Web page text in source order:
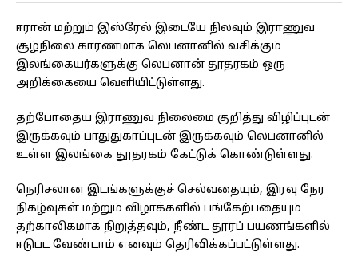
ஈரான் மற்றும் இஸ்ரேல் இடையே நிலவும் இராணுவ
சூழ்நிலை காரணமாக லெபனானில் வசிக்கும்
இலங்கையர்களுக்கு லெபனான் தூதரகம் ஒரு
அறிக்கையை வெளியிட்டுள்ளது.
தற்போதைய இராணுவ நிலைமை குறித்து விழிப்புடன்
இருக்கவும் பாதுதுகாப்புடன் இருக்கவும் லெபனானில்
உள்ள இலங்கை தூதரகம் கேட்டுக் கொண்டுள்ளது.
நெரிசலான இடங்களுக்குச் செல்வதையும், இரவு நேர
நிகழ்வுகள் மற்றும் விழாக்களில் பங்கேற்பதையும்
தற்காலிகமாக நிறுத்தவும், நீண்ட தூரப் பயணங்களில்
ஈடுபட வேண்டாம் எனவும் தெரிவிக்கப்பட்டுள்ளது.